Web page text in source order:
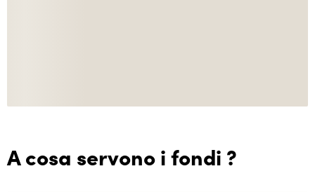
A cosa servono i fondi ?